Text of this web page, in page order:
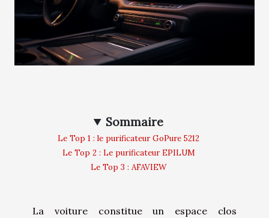
Sommaire
Le Top 1 : le purificateur GoPure 5212
Le Top 2 : Le purificateur EPILUM
Le Top 3 : AFAVIEW
La voiture constitue un espace clos